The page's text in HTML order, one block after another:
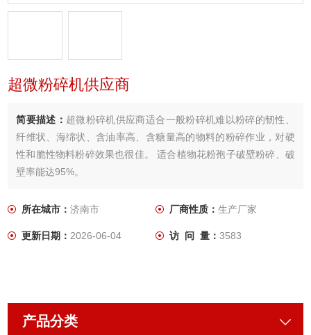
超微粉碎机供应商
简要描述： 超微粉碎机供应商适合一般粉碎机难以粉碎的韧性、
纤维状、海绵状、含油率高、含糖量高的物料的粉碎作业，对硬
性和脆性物料粉碎效果也很佳。 适合植物花粉孢子破壁粉碎、破
壁率能达95%。
所在城市：济南市 厂商性质： 生产厂家
更新日期：2026-06-04 访 问 量： 3583
产品分类